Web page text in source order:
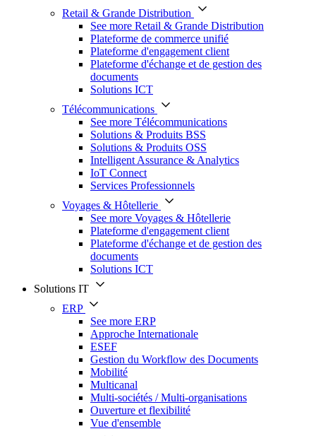
Retail & Grande Distribution
See more Retail & Grande Distribution
Plateforme de commerce unifié
Plateforme d'engagement client
Plateforme d'échange et de gestion des
documents
Solutions ICT
Télécommunications
See more Télécommunications
Solutions & Produits BSS
Solutions & Produits OSS
Intelligent Assurance & Analytics
IoT Connect
Services Professionnels
Voyages & Hôtellerie
See more Voyages & Hôtellerie
Plateforme d'engagement client
Plateforme d'échange et de gestion des
documents
Solutions ICT
Solutions IT
ERP
See more ERP
Approche Internationale
ESEF
Gestion du Workflow des Documents
Mobilité
Multicanal
Multi-sociétés / Multi-organisations
Ouverture et flexibilité
Vue d'ensemble